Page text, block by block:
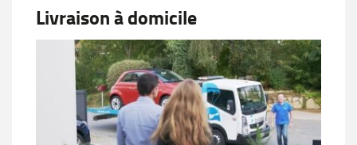
Livraison à domicile